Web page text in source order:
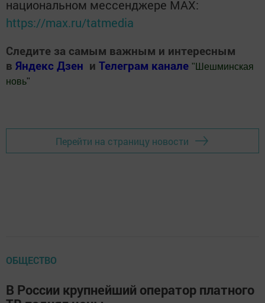
национальном мессенджере MАХ:
https://max.ru/tatmedia
Следите за самым важным и интересным
в Яндекс Дзен и Телеграм канале " Шешминская
новь"
Перейти на страницу новости
ОБЩЕСТВО
В России крупнейший оператор платного